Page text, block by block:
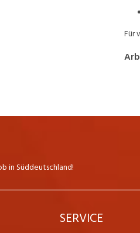
Für
in Süddeutschland!
SERVICE